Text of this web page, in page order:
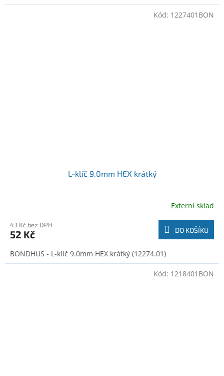
L-klíč 9.0mm HEX krátký
Externí sklad
43 Kč bez DPH
52 Kč DO KOŠÍKU
BONDHUS - L-klíč 9.0mm HEX krátký (12274.01)
Kód: 1227401BON
Kód: 1218401BON